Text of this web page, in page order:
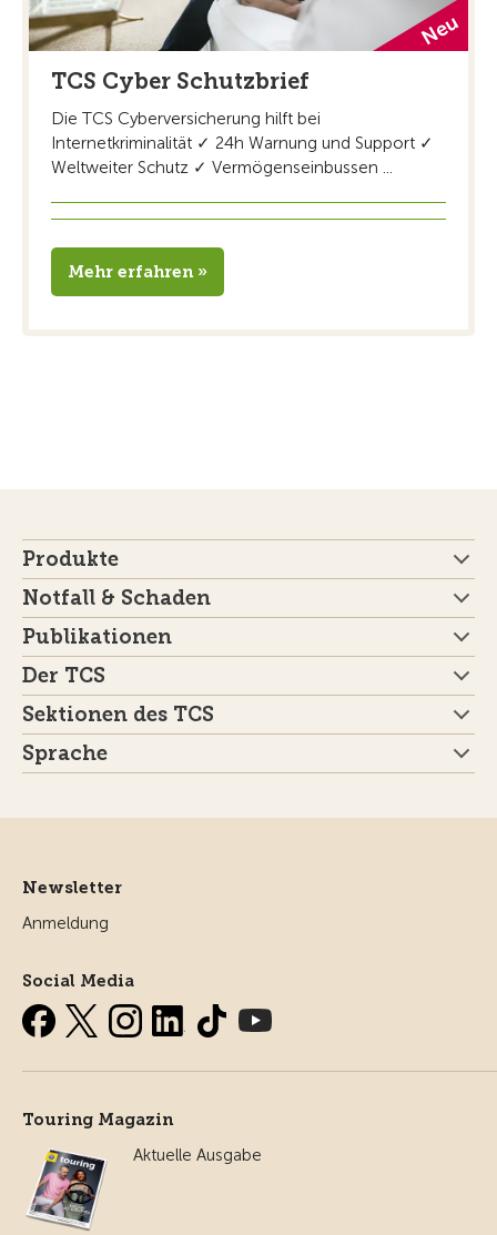
TCS Cyber Schutzbrief
Die TCS Cyberversicherung hilft bei
Internetkriminalität ✓ 24h Warnung und Support ✓
Weltweiter Schutz ✓ Vermögenseinbussen ...
Mehr erfahren »
Produkte
Notfall & Schaden
Publikationen
Der TCS
Sektionen des TCS
Sprache
Newsletter
Anmeldung
Social Media
Touring Magazin
Aktuelle Ausgabe